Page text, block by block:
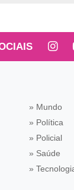
» Mundo
» Política
» Policial
» Saúde
»